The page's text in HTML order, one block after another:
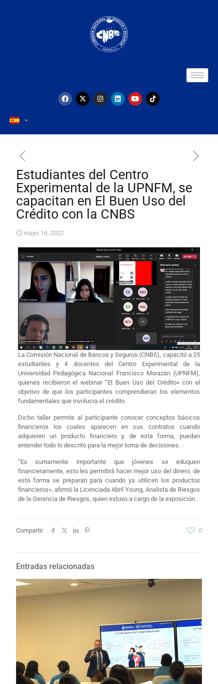
Estudiantes del Centro
Experimental de la UPNFM, se
capacitan en El Buen Uso del
Crédito con la CNBS
mayo 16, 2022
La Comisión Nacional de Bancos y Seguros (CNBS), capacitó a 25
estudiantes y 4 docentes del Centro Experimental de la
Universidad Pedagógica Nacional Francisco Morazán (UPNFM),
quienes recibieron el webinar “El Buen Uso del Crédito» con el
objetivo de que los participantes comprendieran los elementos
fundamentales que involucra el crédito.
Dicho taller permite al participante conocer conceptos básicos
financieros los cuales aparecen en sus contratos cuando
adquieren un producto financiero y, de esta forma, puedan
entender todo lo descrito para la mejor toma de decisiones.
“Es sumamente importante que jóvenes se eduquen
financieramente, esto les permitirá hacer mejor uso del dinero, de
esta forma se preparan para cuando ya utilicen los productos
financieros», afirmó la Licenciada Abril Young, Analista de Riesgos
de la Gerencia de Riesgos, quien estuvo a cargo de la exposición.
Compartir 0
Entradas relacionadas